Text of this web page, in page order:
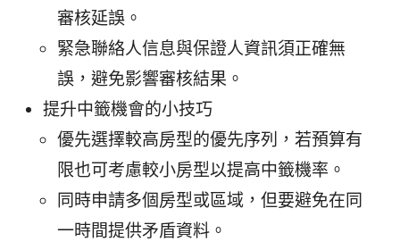
審核延誤。
緊急聯絡人信息與保證人資訊須正確無
誤，避免影響審核結果。
提升中籤機會的小技巧
優先選擇較高房型的優先序列，若預算有
限也可考慮較小房型以提高中籤機率。
同時申請多個房型或區域，但要避免在同
一時間提供矛盾資料。